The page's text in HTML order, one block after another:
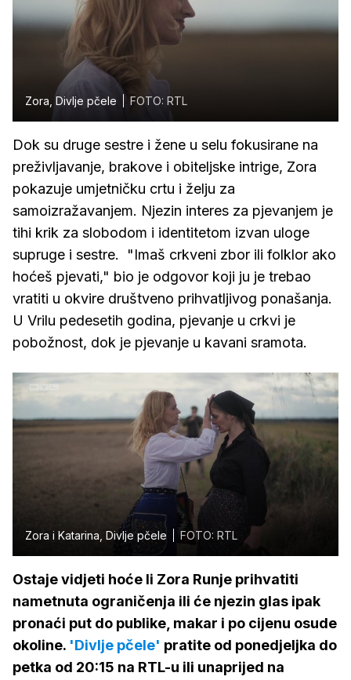
Zora, Divlje pčele FOTO: RTL
Dok su druge sestre i žene u selu fokusirane na
preživljavanje, brakove i obiteljske intrige, Zora
pokazuje umjetničku crtu i želju za
samoizražavanjem. Njezin interes za pjevanjem je
tihi krik za slobodom i identitetom izvan uloge
supruge i sestre. "Imaš crkveni zbor ili folklor ako
hoćeš pjevati," bio je odgovor koji ju je trebao
vratiti u okvire društveno prihvatljivog ponašanja.
U Vrilu pedesetih godina, pjevanje u crkvi je
pobožnost, dok je pjevanje u kavani sramota.
Zora i Katarina, Divlje pčele FOTO: RTL
Ostaje vidjeti hoće li Zora Runje prihvatiti
nametnuta ograničenja ili će njezin glas ipak
pronaći put do publike, makar i po cijenu osude
okoline. 'Divlje pčele' pratite od ponedjeljka do
petka od 20:15 na RTL-u ili unaprijed na